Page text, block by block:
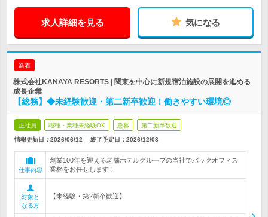
求人詳細を見る 気になる
新着
株式会社KANAYA RESORTS | 関東を中心に新規宿泊施設の展開を進める
成長企業
【総務】◆未経験歓迎・第二新卒歓迎！働きやすい環境◎
正社員 職種・業種未経験OK 急募 第二新卒歓迎
情報更新日：2026/06/12 終了予定日： 2026/12/03
仕事内容
創業100年を迎える老舗ホテルグループの当社でバックオフィス
業務をお任せします！
対象と
なる方
【未経験・第2新卒歓迎】